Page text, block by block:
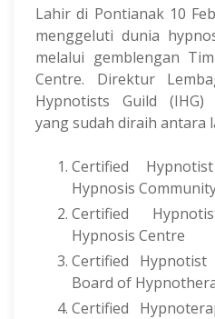
Lahir di Pontianak 10
menggeluti dunia
melalui gemblengan
Centre. Direktur
Hypnotists Guild (IHG)
yang sudah diraih antara
Certified
Hypnosis
Certified
Hypnosis Centre
Certified Hypnotist
Board of
Certified